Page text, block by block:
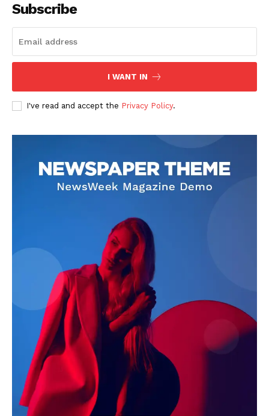
Subscribe
I WANT IN
I've read and accept the Privacy Policy.